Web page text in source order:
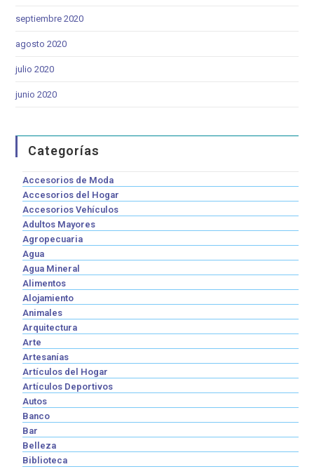
septiembre 2020
agosto 2020
julio 2020
junio 2020
Categorías
Accesorios de Moda
Accesorios del Hogar
Accesorios Vehículos
Adultos Mayores
Agropecuaria
Agua
Agua Mineral
Alimentos
Alojamiento
Animales
Arquitectura
Arte
Artesanías
Artículos del Hogar
Artículos Deportivos
Autos
Banco
Bar
Belleza
Biblioteca